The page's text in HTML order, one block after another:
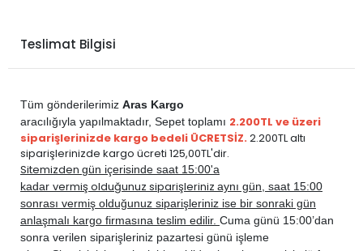
Teslimat Bilgisi
Tüm gönderilerimiz Aras Kargo
aracılığıyla yapılmaktadır, Sepet toplamı 2.200TL ve üzeri
siparişlerinizde kargo bedeli ÜCRETSİZ.2.200TL altı
siparişlerinizde kargo ücreti 125,00TL'dir.
Sitemizden gün içerisinde saat 15:00'a
kadar vermiş olduğunuz siparişleriniz aynı gün, saat 15:00
sonrası vermiş olduğunuz siparişleriniz ise bir sonraki gün
anlaşmalı kargo firmasına teslim edilir. Cuma günü 15:00’dan
sonra verilen siparişleriniz pazartesi günü işleme